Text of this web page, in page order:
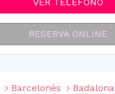
RESERVA ONLINE
Barcelonès Badalona